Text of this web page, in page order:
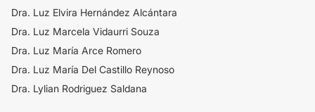
Dra. Luz Elvira Hernández Alcántara
Dra. Luz Marcela Vidaurri Souza
Dra. Luz María Arce Romero
Dra. Luz María Del Castillo Reynoso
Dra. Lylian Rodriguez Saldana